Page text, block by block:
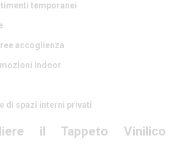
temporanei
accoglienza
indoor
di spazi interni privati
il Tappeto Vinilico